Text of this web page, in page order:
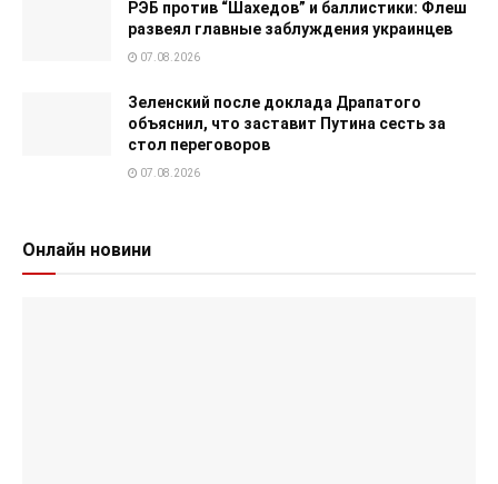
РЭБ против “Шахедов” и баллистики: Флеш
развеял главные заблуждения украинцев
07.08.2026
Зеленский после доклада Драпатого
объяснил, что заставит Путина сесть за
стол переговоров
07.08.2026
Онлайн новини